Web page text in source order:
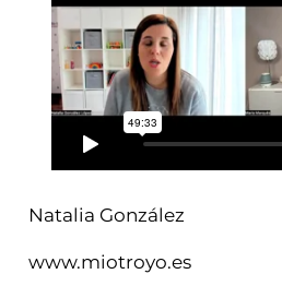
Natalia González
www.miotroyo.es